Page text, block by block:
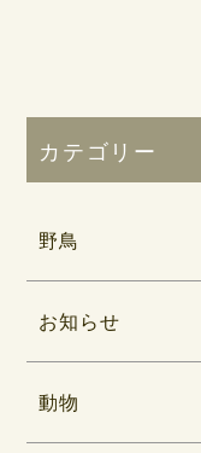
カテゴリー
野鳥
お知らせ
動物